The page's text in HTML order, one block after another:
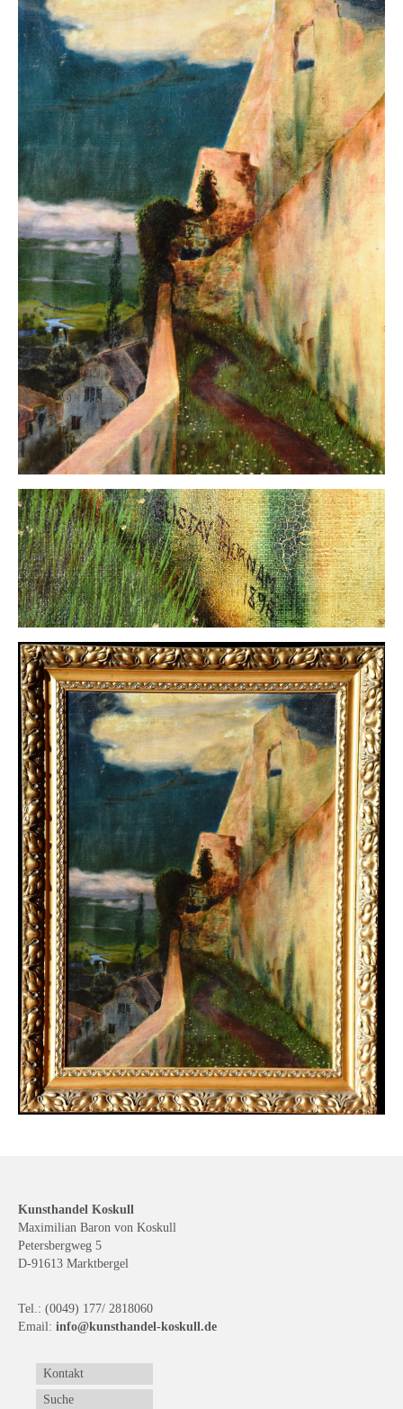
Suche
Über Uns
Kontakt
Publikationsliste
Über Uns
Impressum
Datenschutz
AGB
Widerruf
Kunsthandel Koskull
Maximilian Baron von Koskull
Petersbergweg 5
D-91613 Marktbergel
Tel.: (0049) 177/ 2818060
Email: info@kunsthandel-koskull.de
Kontakt
Suche